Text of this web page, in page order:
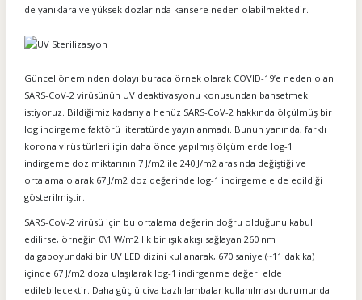
de yanıklara ve yüksek dozlarında kansere neden olabilmektedir.
Güncel öneminden dolayı burada örnek olarak COVID-19’e neden olan
SARS-CoV-2 virüsünün UV deaktivasyonu konusundan bahsetmek
istiyoruz. Bildiğimiz kadarıyla henüz SARS-CoV-2 hakkında ölçülmüş bir
log indirgeme faktörü literatürde yayınlanmadı. Bunun yanında, farklı
korona virüs türleri için daha önce yapılmış ölçümlerde log-1
indirgeme doz miktarının 7 J/m2 ile 240 J/m2 arasında değiştiği ve
ortalama olarak 67 J/m2 doz değerinde log-1 indirgeme elde edildiği
gösterilmiştir.
SARS-CoV-2 virüsü için bu ortalama değerin doğru olduğunu kabul
edilirse, örneğin 0\1 W/m2 lik bir ışık akışı sağlayan 260 nm
dalgaboyundaki bir UV LED dizini kullanarak, 670 saniye (~11 dakika)
içinde 67 J/m2 doza ulaşılarak log-1 indirgenme değeri elde
edilebilecektir. Daha güçlü civa bazlı lambalar kullanılması durumunda